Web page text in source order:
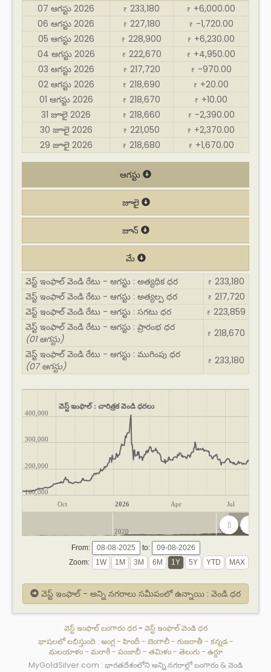
07 ఆగస్టు 2026
₹ 233,180 ₹ +6,000.00
06 ఆగస్టు 2026
₹ 227,180 ₹ -1,720.00
05 ఆగస్టు 2026
₹ 228,900 ₹ +6,230.00
04 ఆగస్టు 2026
₹ 222,670 ₹ +4,950.00
03 ఆగస్టు 2026
₹ 217,720 ₹ -970.00
02 ఆగస్టు 2026
₹ 218,690 ₹ +20.00
01 ఆగస్టు 2026
₹ 218,670 ₹ +10.00
31 జూలై 2026
₹ 218,660 ₹ -2,390.00
30 జూలై 2026
₹ 221,050 ₹ +2,370.00
29 జూలై 2026
₹ 218,680 ₹ +1,670.00
ఆగస్టు
జూలై
జూన్
మే
వెస్ట్ ఇంఫాల్ వెండి రేటు - ఆగస్టు : అత్యధిక ధర
₹ 233,180
వెస్ట్ ఇంఫాల్ వెండి రేటు - ఆగస్టు : అత్యల్ప ధర
₹ 217,720
వెస్ట్ ఇంఫాల్ వెండి రేటు - ఆగస్టు : సగటు ధర
₹ 223,859
వెస్ట్ ఇంఫాల్ వెండి రేటు - ఆగస్టు : ప్రారంభ ధర
(01 ఆగస్టు)
₹ 218,670
వెస్ట్ ఇంఫాల్ వెండి రేటు - ఆగస్టు : ముగింపు ధర
(07 ఆగస్టు)
₹ 233,180
వెస్ట్ ఇంఫాల్ : చారిత్రక వెండి ధరలు
Oct 2026 Apr Jul
100,000
200,000
300,000
400,000
2020 2025
From:
to:
Zoom:
వెస్ట్ ఇంఫాల్ - అన్ని నగరాలు సమీపంలో ఉన్నాయి : వెండి ధర
వెస్ట్ ఇంఫాల్ బంగారం ధర- వెస్ట్ ఇంఫాల్ వెండి ధర
భాషలలో లభిస్తుంది : ఆంగ్ల- హిందీ- బెంగాలీ- గుజరాతీ- కన్నడ-
మలయాళం- మరాఠీ- పంజాబీ- తమిళం- తెలుగు- ఉర్దూ
MyGoldSilver.com : భారతదేశంలోని అన్ని నగరాల్లో బంగారం & వెండి